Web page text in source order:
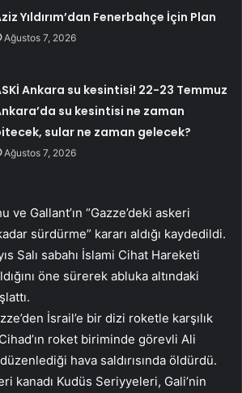
Yıldırım’dan Fenerbahçe İçin Plan
Ağustos 7, 2026
Ankara su kesintisi! 22-23 Temmuz
su kesintisi ne zaman
sular ne zaman gelecek?
Ağustos 7, 2026
ve Gallant’ın “Gazze’deki askeri
sürdürme” kararı aldığı kaydedildi.
Salı sabahı İslami Cihat Hareketi
öne sürerek abluka altındaki
İsrail’e bir dizi roketle karşılık
roket biriminde görevli Ali
hava saldırısında öldürdü.
kanadı Kudüs Seriyyeleri, Gali’nin